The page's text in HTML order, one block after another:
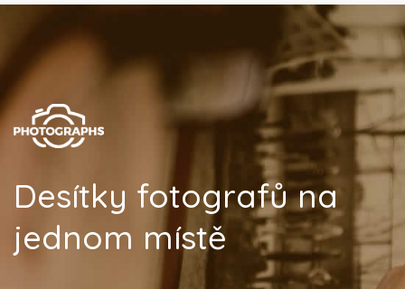
Desítky fotografů na
jednom místě